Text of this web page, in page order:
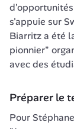
s'appuie sur
Biarritz a été
pionnier"
avec des
Préparer le
Pour